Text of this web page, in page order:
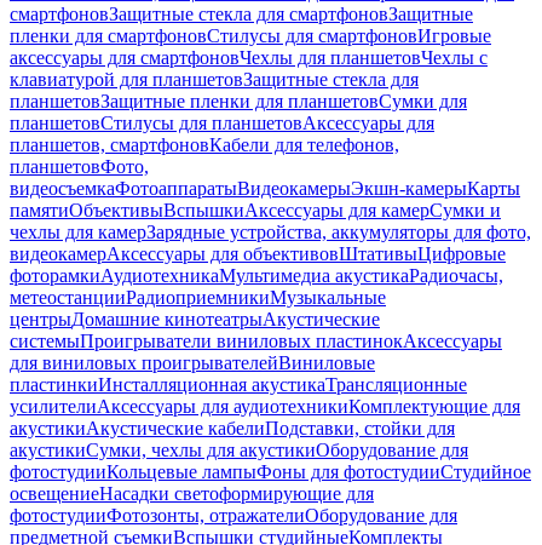
смартфоновЗащитные стекла для смартфоновЗащитные
пленки для смартфоновСтилусы для смартфоновИгровые
аксессуары для смартфоновЧехлы для планшетовЧехлы с
клавиатурой для планшетовЗащитные стекла для
планшетовЗащитные пленки для планшетовСумки для
планшетовСтилусы для планшетовАксессуары для
планшетов, смартфоновКабели для телефонов,
планшетовФото,
видеосъемкаФотоаппаратыВидеокамерыЭкшн-камерыКарты
памятиОбъективыВспышкиАксессуары для камерСумки и
чехлы для камерЗарядные устройства, аккумуляторы для фото,
видеокамерАксессуары для объективовШтативыЦифровые
фоторамкиАудиотехникаМультимедиа акустикаРадиочасы,
метеостанцииРадиоприемникиМузыкальные
центрыДомашние кинотеатрыАкустические
системыПроигрыватели виниловых пластинокАксессуары
для виниловых проигрывателейВиниловые
пластинкиИнсталляционная акустикаТрансляционные
усилителиАксессуары для аудиотехникиКомплектующие для
акустикиАкустические кабелиПодставки, стойки для
акустикиСумки, чехлы для акустикиОборудование для
фотостудииКольцевые лампыФоны для фотостудииСтудийное
освещениеНасадки светоформирующие для
фотостудииФотозонты, отражателиОборудование для
предметной съемкиВспышки студийныеКомплекты